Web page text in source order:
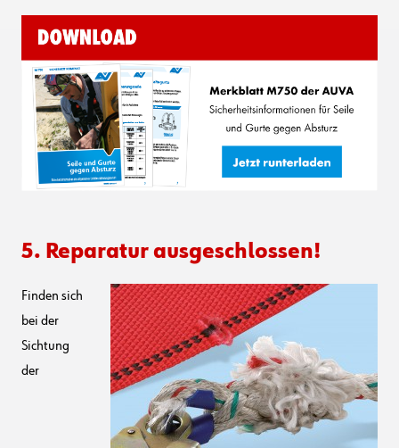
5. Reparatur ausgeschlossen!
Finden sich
bei der
Sichtung
der